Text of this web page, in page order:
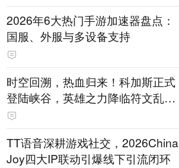
2026年6大热门手游加速器盘点：
国服、外服与多设备支持
时空回溯，热血归来！科加斯正式
登陆峡谷，英雄之力降临符文乱
斗！
TT语音深耕游戏社交，2026China
Joy四大IP联动引爆线下引流闭环